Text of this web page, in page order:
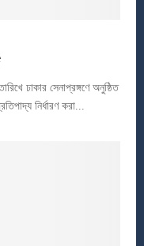
ঢাকার সেনাপ্রঙ্গণে অনুষ্ঠিত
নির্ধারণ করা...